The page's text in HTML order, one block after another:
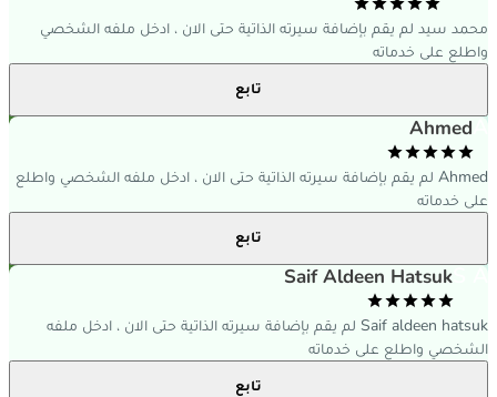
سيد لم يقم بإضافة سيرته الذاتية حتى الان ، ادخل ملفه الشخصي
على خدماته
تابع
Ahmed
Ahmed لم يقم بإضافة سيرته الذاتية حتى الان ، ادخل ملفه الشخصي واطلع
خدماته
تابع
S
Saif Aldeen Hatsuk
Saif aldeen hatsuk لم يقم بإضافة سيرته الذاتية حتى الان ، ادخل ملفه
واطلع على خدماته
تابع